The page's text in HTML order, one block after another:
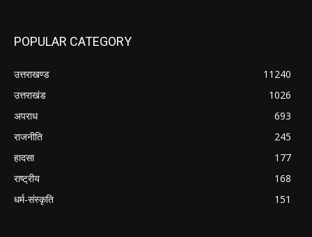
POPULAR CATEGORY
उत्तराखण्ड
11240
उत्तराखंड
1026
अपराध
693
राजनीति
245
हादसा
177
राष्ट्रीय
168
धर्म-संस्कृति
151